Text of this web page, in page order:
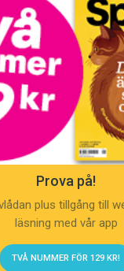
Prova på!
plus tillgång till
läsning med vår app
TVÅ NUMMER FÖR 129 KR!